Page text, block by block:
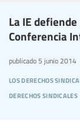
La IE
Conferencia
los derechos
derechos sindicales
publicado 5 junio 2014